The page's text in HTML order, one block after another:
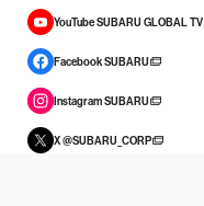
YouTube SUBARU GLOBAL TV
Facebook SUBARU
Instagram SUBARU
X @SUBARU_CORP